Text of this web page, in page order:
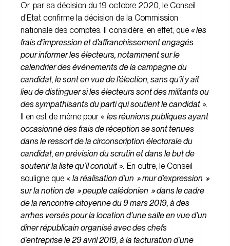
Or, par sa décision du 19 octobre 2020, le Conseil
d’Etat confirme la décision de la Commission
nationale des comptes. Il considère, en effet, que « les
frais d’impression et d’affranchissement engagés
pour informer les électeurs, notamment sur le
calendrier des événements de la campagne du
candidat, le sont en vue de l’élection, sans qu’il y ait
lieu de distinguer si les électeurs sont des militants ou
des sympathisants du parti qui soutient le candidat ».
Il en est de même pour « les réunions publiques ayant
occasionné des frais de réception se sont tenues
dans le ressort de la circonscription électorale du
candidat, en prévision du scrutin et dans le but de
soutenir la liste qu’il conduit ». En outre, le Conseil
souligne que « la réalisation d’un » mur d’expression »
sur la notion de » peuple calédonien » dans le cadre
de la rencontre citoyenne du 9 mars 2019, à des
arrhes versés pour la location d’une salle en vue d’un
dîner républicain organisé avec des chefs
d’entreprise le 29 avril 2019, à la facturation d’une